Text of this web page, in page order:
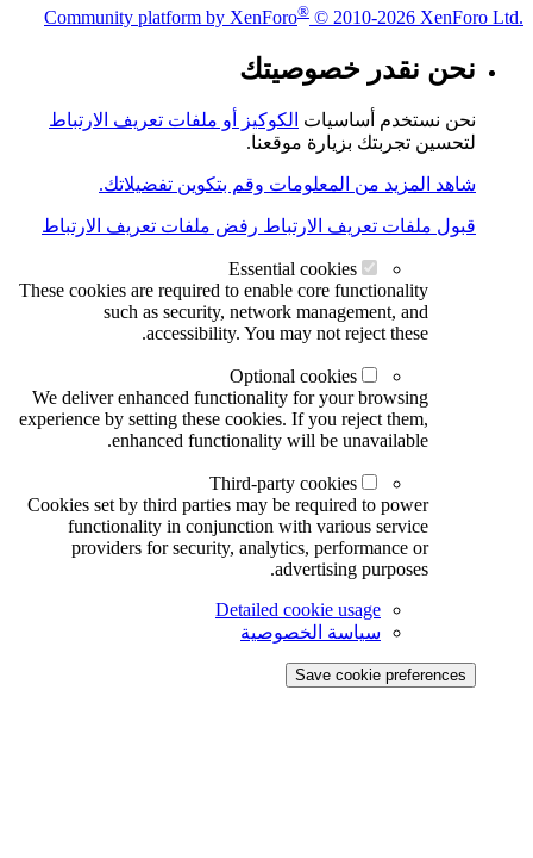
Community platform by XenForo® © 2010-2026 XenForo Ltd.
نحن نقدر خصوصيتك
نحن نستخدم أساسيات الكوكيز أو ملفات تعريف الارتباط
لتحسين تجربتك بزيارة موقعنا.
شاهد المزيد من المعلومات وقم بتكوين تفضيلاتك.
قبول ملفات تعريف الارتباط رفض ملفات تعريف الارتباط
Essential cookies
These cookies are required to enable core functionality
such as security, network management, and
accessibility. You may not reject these.
Optional cookies
We deliver enhanced functionality for your browsing
experience by setting these cookies. If you reject them,
enhanced functionality will be unavailable.
Third-party cookies
Cookies set by third parties may be required to power
functionality in conjunction with various service
providers for security, analytics, performance or
advertising purposes.
Detailed cookie usage
سياسة الخصوصية
Save cookie preferences